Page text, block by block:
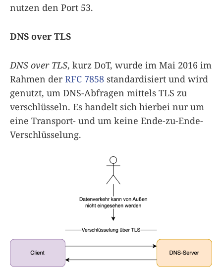
nutzen den Port 53.
DNS over TLS
DNS over TLS, kurz DoT, wurde im Mai 2016 im
Rahmen derRFC 7858 standardisiert und wird
genutzt, um DNS-Abfragen mittels TLS zu
verschlüsseln. Es handelt sich hierbei nur um
eine Transport- und um keine Ende-zu-Ende-
Verschlüsselung.